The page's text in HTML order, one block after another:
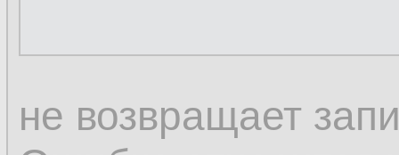
не возвращает